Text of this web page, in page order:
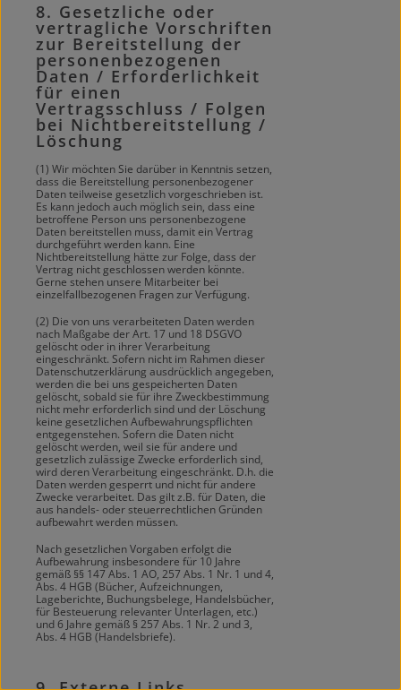
8. Gesetzliche oder
vertragliche Vorschriften
zur Bereitstellung der
personenbezogenen
Daten / Erforderlichkeit
für einen
Vertragsschluss / Folgen
bei Nichtbereitstellung /
Löschung
(1) Wir möchten Sie darüber in Kenntnis setzen,
dass die Bereitstellung personenbezogener
Daten teilweise gesetzlich vorgeschrieben ist.
Es kann jedoch auch möglich sein, dass eine
betroffene Person uns personenbezogene
Daten bereitstellen muss, damit ein Vertrag
durchgeführt werden kann. Eine
Nichtbereitstellung hätte zur Folge, dass der
Vertrag nicht geschlossen werden könnte.
Gerne stehen unsere Mitarbeiter bei
einzelfallbezogenen Fragen zur Verfügung.
(2) Die von uns verarbeiteten Daten werden
nach Maßgabe der Art. 17 und 18 DSGVO
gelöscht oder in ihrer Verarbeitung
eingeschränkt. Sofern nicht im Rahmen dieser
Datenschutzerklärung ausdrücklich angegeben,
werden die bei uns gespeicherten Daten
gelöscht, sobald sie für ihre Zweckbestimmung
nicht mehr erforderlich sind und der Löschung
keine gesetzlichen Aufbewahrungspflichten
entgegenstehen. Sofern die Daten nicht
gelöscht werden, weil sie für andere und
gesetzlich zulässige Zwecke erforderlich sind,
wird deren Verarbeitung eingeschränkt. D.h. die
Daten werden gesperrt und nicht für andere
Zwecke verarbeitet. Das gilt z.B. für Daten, die
aus handels- oder steuerrechtlichen Gründen
aufbewahrt werden müssen.
Nach gesetzlichen Vorgaben erfolgt die
Aufbewahrung insbesondere für 10 Jahre
gemäß §§ 147 Abs. 1 AO, 257 Abs. 1 Nr. 1 und 4,
Abs. 4 HGB (Bücher, Aufzeichnungen,
Lageberichte, Buchungsbelege, Handelsbücher,
für Besteuerung relevanter Unterlagen, etc.)
und 6 Jahre gemäß § 257 Abs. 1 Nr. 2 und 3,
Abs. 4 HGB (Handelsbriefe).